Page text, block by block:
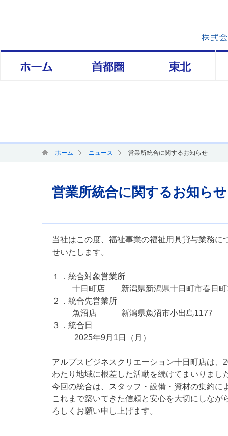
ホーム ニュース 営業所統合に関するお知らせ
営業所統合に関するお知らせ
当社はこの度、福祉事業の福祉用具貸与業務
せいたします。
１．統合対象営業所
十日町店 新潟県新潟県十日町市春日町
２．統合先営業所
魚沼店 新潟県魚沼市小出島1177
３．統合日
2025年9月1日（月）
アルプスビジネスクリエーション十日町店は
わたり地域に根差した活動を続けてまいりまし
今回の統合は、スタッフ・設備・資材の集約
これまで築いてきた信頼と安心を大切にしな
ろしくお願い申し上げます。